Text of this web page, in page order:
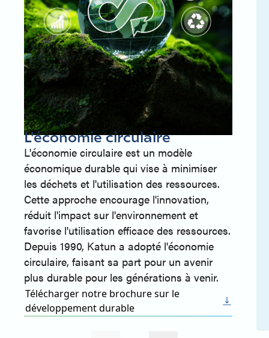
L'économie circulaire
L'économie circulaire est un modèle
économique durable qui vise à minimiser
les déchets et l'utilisation des ressources.
Cette approche encourage l'innovation,
réduit l'impact sur l'environnement et
favorise l'utilisation efficace des ressources.
Depuis 1990, Katun a adopté l'économie
circulaire, faisant sa part pour un avenir
plus durable pour les générations à venir.
Télécharger notre brochure sur le
développement durable